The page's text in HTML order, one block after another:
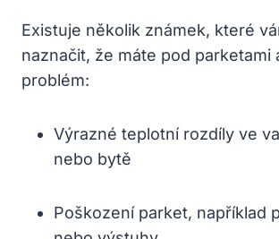
Existuje několik známek, které
naznačit, že máte pod parketami
problém:
Výrazné teplotní rozdíly ve
nebo bytě
Poškození parket, například